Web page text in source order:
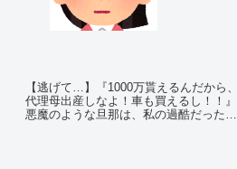
【逃げて…】『1000万貰えるんだから、
代理母出産しなよ！車も買えるし！！』
悪魔のような旦那は、私の過酷だった妊.